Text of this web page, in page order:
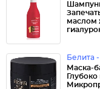
маслом
Белита
Маска-